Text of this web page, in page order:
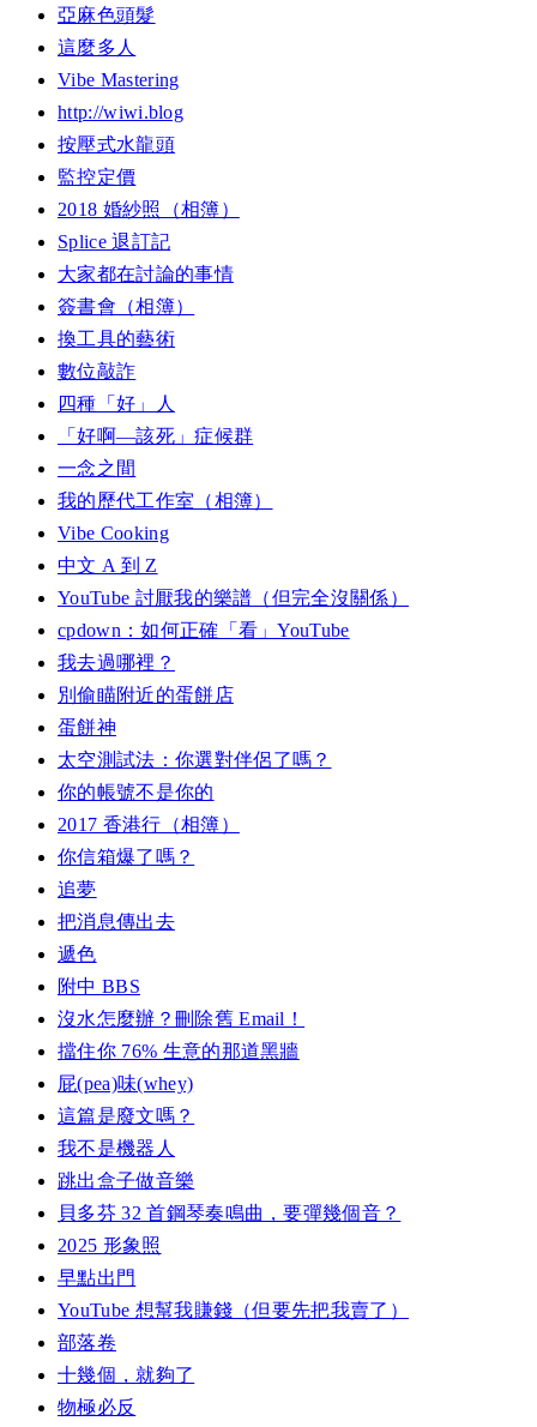
亞麻色頭髮
這麼多人
Vibe Mastering
http://wiwi.blog
按壓式水龍頭
監控定價
2018 婚紗照（相簿）
Splice 退訂記
大家都在討論的事情
簽書會（相簿）
換工具的藝術
數位敲詐
四種「好」人
「好啊—該死」症候群
一念之間
我的歷代工作室（相簿）
Vibe Cooking
中文 A 到 Z
YouTube 討厭我的樂譜（但完全沒關係）
cpdown：如何正確「看」YouTube
我去過哪裡？
別偷瞄附近的蛋餅店
蛋餅神
太空測試法：你選對伴侶了嗎？
你的帳號不是你的
2017 香港行（相簿）
你信箱爆了嗎？
追夢
把消息傳出去
遞色
附中 BBS
沒水怎麼辦？刪除舊 Email！
擋住你 76% 生意的那道黑牆
屁(pea)味(whey)
這篇是廢文嗎？
我不是機器人
跳出盒子做音樂
貝多芬 32 首鋼琴奏鳴曲，要彈幾個音？
2025 形象照
早點出門
YouTube 想幫我賺錢（但要先把我賣了）
部落卷
十幾個，就夠了
物極必反